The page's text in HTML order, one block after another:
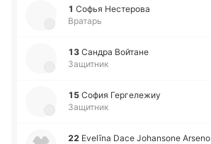
1 Софья Не­сте­ро­ва
Вратарь
13 Сандра Вой­та­не
Защитник
15 София Ге­рге­ле­жиу
Защитник
22 Evelīna Dace Johansone Arseno